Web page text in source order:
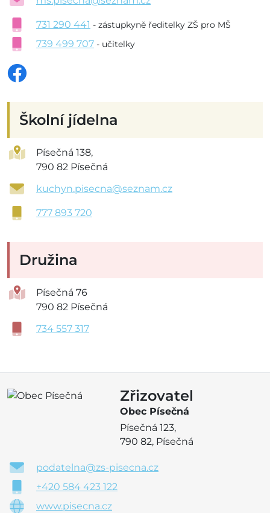
731 290 441 - zástupkyně ředitelky ZŠ pro MŠ
739 499 707 - učitelky
Školní jídelna
Písečná 138,
790 82 Písečná
kuchyn.pisecna@seznam.cz
777 893 720
Družina
Písečná 76
790 82 Písečná
734 557 317
Zřizovatel
Obec Písečná
Písečná 123,
790 82, Písečná
podatelna@zs-pisecna.cz
+420 584 423 122
www.pisecna.cz